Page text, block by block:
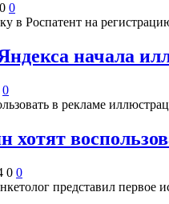
0 0
в Роспатент на
начала
0
в рекламе
хотят
0 0
представил первое